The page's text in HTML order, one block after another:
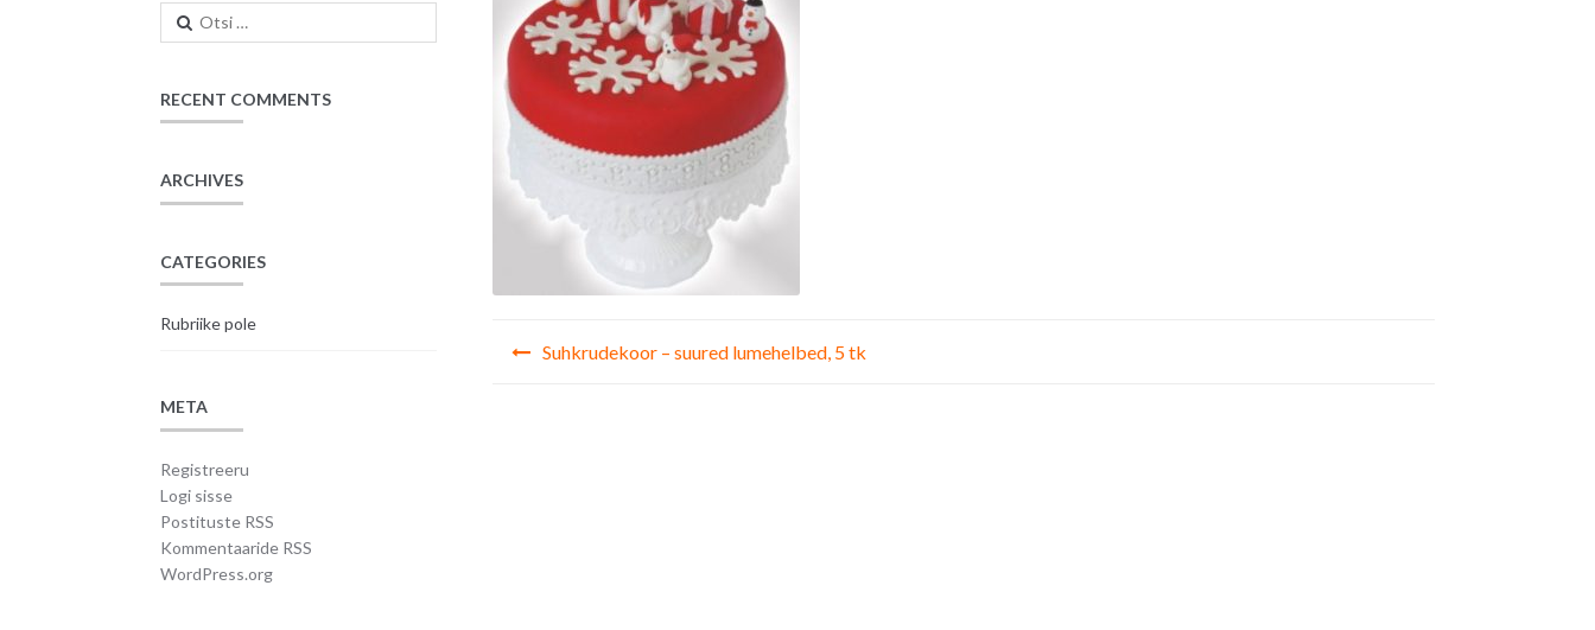
Navigeerimine
Suhkrudekoor – suured lumehelbed, 5 tk
Otsi:
RECENT COMMENTS
ARCHIVES
CATEGORIES
Rubriike pole
META
Registreeru
Logi sisse
Postituste RSS
Kommentaaride RSS
WordPress.org